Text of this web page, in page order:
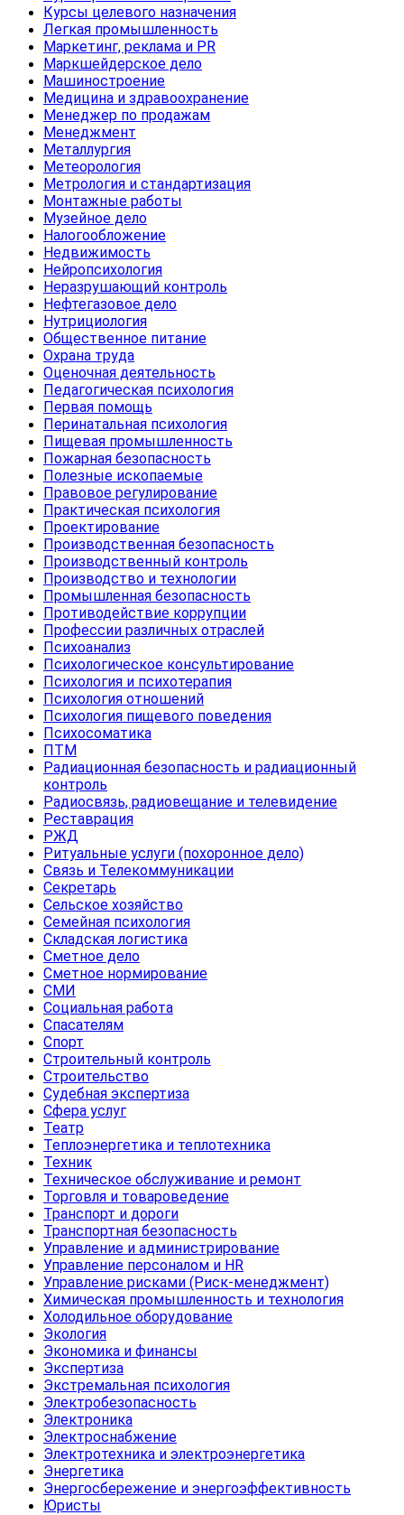
Курсы целевого назначения
Легкая промышленность
Маркетинг, реклама и PR
Маркшейдерское дело
Машиностроение
Медицина и здравоохранение
Менеджер по продажам
Менеджмент
Металлургия
Метеорология
Метрология и стандартизация
Монтажные работы
Музейное дело
Налогообложение
Недвижимость
Нейропсихология
Неразрушающий контроль
Нефтегазовое дело
Нутрициология
Общественное питание
Охрана труда
Оценочная деятельность
Педагогическая психология
Первая помощь
Перинатальная психология
Пищевая промышленность
Пожарная безопасность
Полезные ископаемые
Правовое регулирование
Практическая психология
Проектирование
Производственная безопасность
Производственный контроль
Производство и технологии
Промышленная безопасность
Противодействие коррупции
Профессии различных отраслей
Психоанализ
Психологическое консультирование
Психология и психотерапия
Психология отношений
Психология пищевого поведения
Психосоматика
ПТМ
Радиационная безопасность и радиационный
контроль
Радиосвязь, радиовещание и телевидение
Реставрация
РЖД
Ритуальные услуги (похоронное дело)
Связь и Телекоммуникации
Секретарь
Сельское хозяйство
Семейная психология
Складская логистика
Сметное дело
Сметное нормирование
СМИ
Социальная работа
Спасателям
Спорт
Строительный контроль
Строительство
Судебная экспертиза
Сфера услуг
Театр
Теплоэнергетика и теплотехника
Техник
Техническое обслуживание и ремонт
Торговля и товароведение
Транспорт и дороги
Транспортная безопасность
Управление и администрирование
Управление персоналом и HR
Управление рисками (Риск-менеджмент)
Химическая промышленность и технология
Холодильное оборудование
Экология
Экономика и финансы
Экспертиза
Экстремальная психология
Электробезопасность
Электроника
Электроснабжение
Электротехника и электроэнергетика
Энергетика
Энергосбережение и энергоэффективность
Юристы